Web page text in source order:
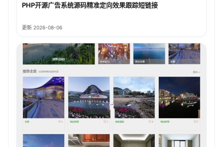
PHP开源广告系统源码精准定向效果跟踪短链接
更新 2026-08-06